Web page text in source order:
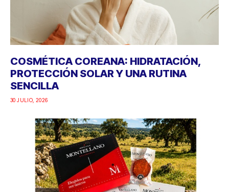
COSMÉTICA COREANA: HIDRATACIÓN,
PROTECCIÓN SOLAR Y UNA RUTINA
SENCILLA
30 JULIO, 2026